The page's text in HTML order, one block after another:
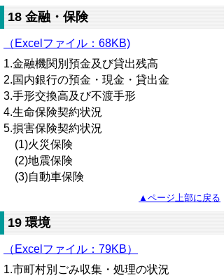
18 金融・保険
（Excelファイル：68KB)
1.金融機関別預金及び貸出残高
2.国内銀行の預金・現金・貸出金
3.手形交換高及び不渡手形
4.生命保険契約状況
5.損害保険契約状況
(1)火災保険
(2)地震保険
(3)自動車保険
▲ページ上部に戻る
19 環境
（Excelファイル：79KB）
1.市町村別ごみ収集・処理の状況